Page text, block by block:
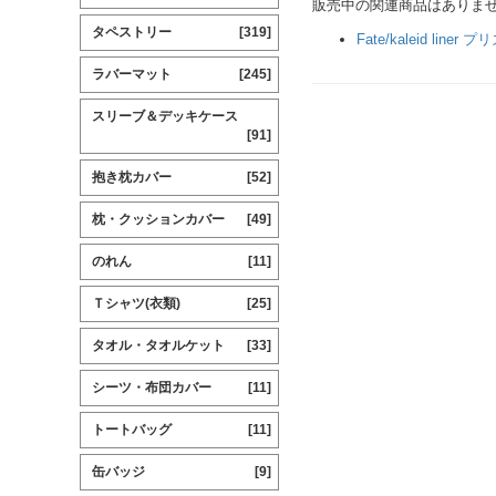
販売中の関連商品はありませ
Fate/kaleid liner プ
タペストリー [319]
ラバーマット [245]
スリーブ＆デッキケース
[91]
抱き枕カバー [52]
枕・クッションカバー [49]
のれん [11]
Ｔシャツ(衣類) [25]
タオル・タオルケット [33]
シーツ・布団カバー [11]
トートバッグ [11]
缶バッジ [9]